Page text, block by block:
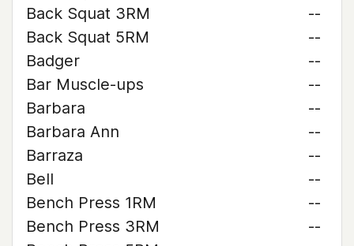
Back Squat 3RM
--
Back Squat 5RM
--
Badger
--
Bar Muscle-ups
--
Barbara
--
Barbara Ann
--
Barraza
--
Bell
--
Bench Press 1RM
--
Bench Press 3RM
--